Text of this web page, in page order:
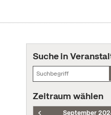
Suche in
Zeitraum wählen
September